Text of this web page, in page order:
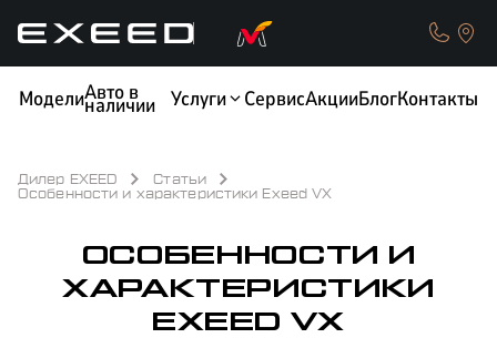
МоделиАвто в
наличии Услуги СервисАкцииБлогКонтакты
КРЕДИТ ОБМЕН / TRADE-IN
Дилер EXEED
Статьи
Особенности и характеристики Exeed VX
ОСОБЕННОСТИ И
ХАРАКТЕРИСТИКИ
EXEED VX